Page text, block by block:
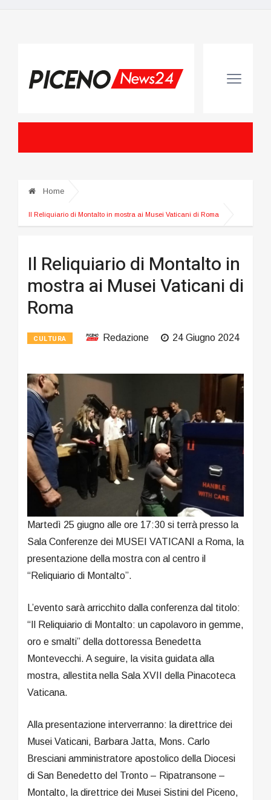
Home
Il Reliquiario di Montalto in mostra ai Musei Vaticani di Roma
Il Reliquiario di Montalto in
mostra ai Musei Vaticani di
Roma
CULTURA Redazione 24 Giugno 2024
Martedì 25 giugno alle ore 17:30 si terrà presso la
Sala Conferenze dei MUSEI VATICANI a Roma, la
presentazione della mostra con al centro il
“Reliquiario di Montalto”.
L’evento sarà arricchito dalla conferenza dal titolo:
“Il Reliquiario di Montalto: un capolavoro in gemme,
oro e smalti” della dottoressa Benedetta
Montevecchi. A seguire, la visita guidata alla
mostra, allestita nella Sala XVII della Pinacoteca
Vaticana.
Alla presentazione interverranno: la direttrice dei
Musei Vaticani, Barbara Jatta, Mons. Carlo
Bresciani amministratore apostolico della Diocesi
di San Benedetto del Tronto – Ripatransone –
Montalto, la direttrice dei Musei Sistini del Piceno,